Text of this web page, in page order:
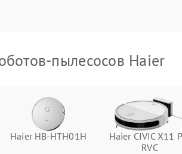
пылесосов Haier
Haier HB-HTH01H
Haier CIVIC X11
RVC